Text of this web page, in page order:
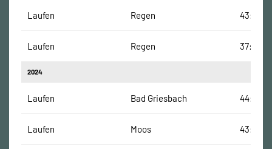
Laufen Regen 43:30
Laufen Regen 37:14
2024
Laufen Bad Griesbach 44:08
Laufen Moos 43:03